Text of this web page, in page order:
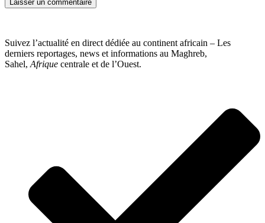
Suivez l’actualité en direct dédiée au continent africain – Les
derniers reportages, news et informations au Maghreb,
Sahel, Afrique centrale et de l’Ouest.